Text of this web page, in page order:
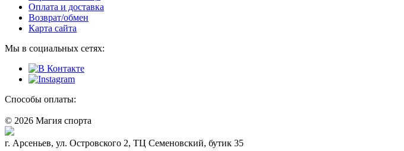
Оплата и доставка
Возврат/обмен
Карта сайта
Мы в социальных сетях:
Способы оплаты:
© 2026 Магия спорта
г. Арсеньев, ул. Островского 2, ТЦ Семеновский, бутик 35